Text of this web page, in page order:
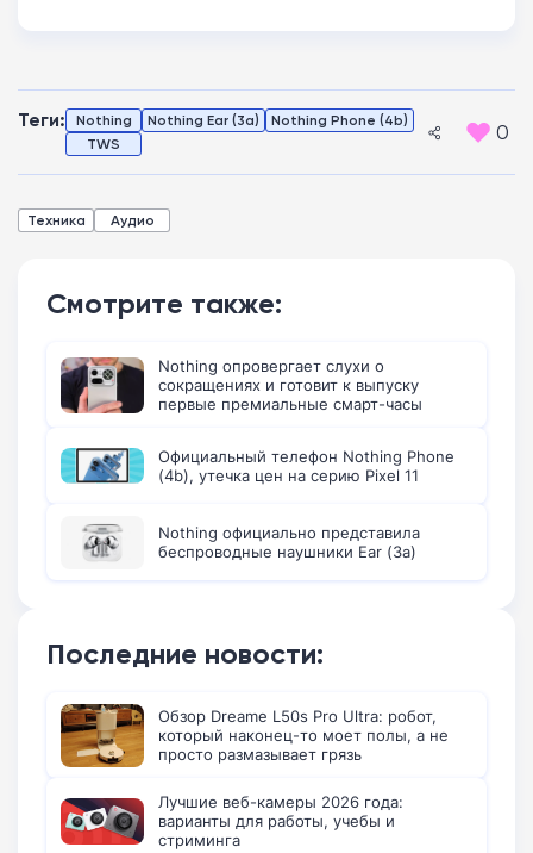
Теги: Nothing Nothing Ear (3a)
Nothing Phone (4b)
TWS
0
Техника Аудио
Смотрите также:
Nothing опровергает слухи о
сокращениях и готовит к выпуску
первые премиальные смарт-часы
Официальный телефон Nothing Phone
(4b), утечка цен на серию Pixel 11
Nothing официально представила
беспроводные наушники Ear (3a)
Последние новости:
Обзор Dreame L50s Pro Ultra: робот,
который наконец-то моет полы, а не
просто размазывает грязь
Лучшие веб-камеры 2026 года:
варианты для работы, учебы и
стриминга